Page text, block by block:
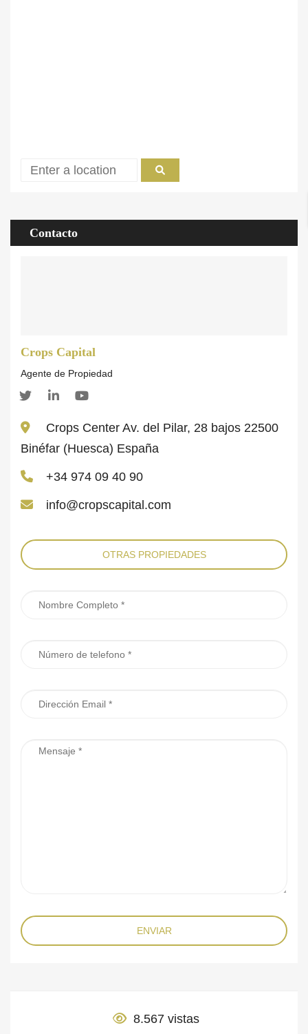
Contacto
Crops Capital
Agente de Propiedad
Crops Center Av. del Pilar, 28 bajos 22500
Binéfar (Huesca) España
+34 974 09 40 90
info@cropscapital.com
OTRAS PROPIEDADES
ENVIAR
8.567 vistas